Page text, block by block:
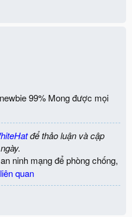
99% Mong được mọi
để thảo luận và cập
ninh mạng để phòng chống,
quan